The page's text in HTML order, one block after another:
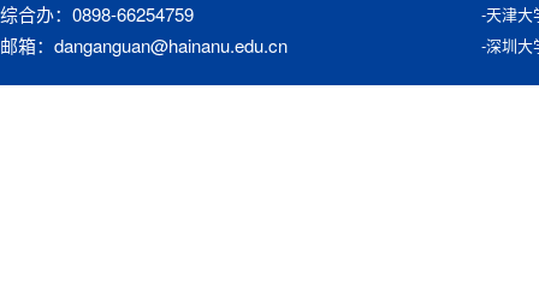
综合办：0898-66254759
邮箱：danganguan@hainanu.edu.cn
-天津大
-深圳大